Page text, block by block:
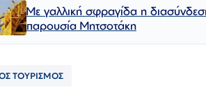
Με γαλλική σφραγίδα η
παρουσία Μητσοτάκη
ΤΟΥΡΙΣΜΟΣ